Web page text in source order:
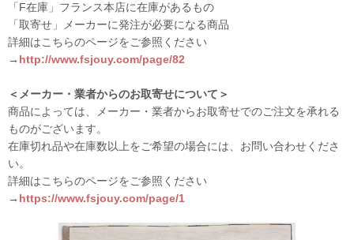
「F在庫」フランス本店に在庫があるもの
「取寄せ」メーカーに発注が必要になる商品
詳細はこちらのページをご参照ください
→ http://www.fsjouy.com/page/82
＜メーカー・業者からのお取寄せについて＞
商品によっては、メーカー・業者からお取寄せでのご注文を承れる
ものがございます。
在庫切れ品や在庫数以上をご希望の場合には、お問い合わせくださ
い。
詳細はこちらのページをご参照ください
→ https://www.fsjouy.com/page/1